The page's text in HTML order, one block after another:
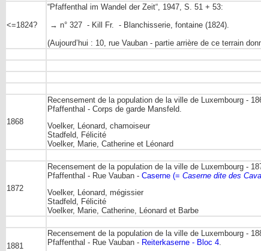
<=1824?
“Pfaffenthal im Wandel der Zeit“, 1947, S. 51 + 53:
→ n° 327 - Kill Fr. - Blanchisserie, fontaine (1824).
(Aujourd’hui : 10, rue Vauban - partie arrière de ce terrain
1868
Recensement de la population de la ville de Luxembourg -
Pfaffenthal - Corps de garde Mansfeld.
Voelker, Léonard, chamoiseur
Stadfeld, Félicité
Voelker, Marie, Catherine et Léonard
1872
Recensement de la population de la ville de Luxembourg -
Pfaffenthal - Rue Vauban - Caserne (= Caserne dite des
Voelker, Léonard, mégissier
Stadfeld, Félicité
Voelker, Marie, Catherine, Léonard et Barbe
1881
Recensement de la population de la ville de Luxembourg -
Pfaffenthal - Rue Vauban - Reiterkaserne - Bloc 4.